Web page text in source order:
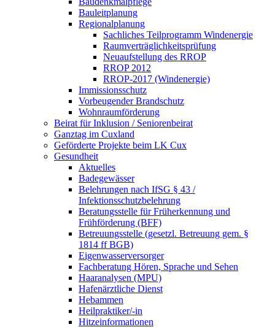
Bauleitplanung
Regionalplanung
Sachliches Teilprogramm Windenergie
Raumverträglichkeitsprüfung
Neuaufstellung des RROP
RROP 2012
RROP-2017 (Windenergie)
Immissionsschutz
Vorbeugender Brandschutz
Wohnraumförderung
Beirat für Inklusion / Seniorenbeirat
Ganztag im Cuxland
Geförderte Projekte beim LK Cux
Gesundheit
Aktuelles
Badegewässer
Belehrungen nach IfSG § 43 /
Infektionsschutzbelehrung
Beratungsstelle für Früherkennung und
Frühförderung (BFF)
Betreuungsstelle (gesetzl. Betreuung gem. §
1814 ff BGB)
Eigenwasserversorger
Fachberatung Hören, Sprache und Sehen
Haaranalysen (MPU)
Hafenärztliche Dienst
Hebammen
Heilpraktiker/-in
Hitzeinformationen